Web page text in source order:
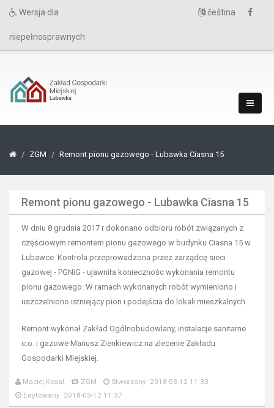
Wersja dla
niepełnosprawnych
čeština
ZGM Remont pionu gazowego - Lubawka Ciasna 15
Remont pionu gazowego - Lubawka Ciasna 15
W dniu 8 grudnia 2017 r dokonano odbioru robót związanych z
częściowym remontem pionu gazowego w budynku Ciasna 15 w
Lubawce. Kontrola przeprowadzona przez zarządcę sieci
gazowej - PGNiG - ujawniła koniecznośc wykonania remontu
pionu gazowego. W ramach wykonanych robót wymieniono i
uszczelniono istniejący pion i podejścia do lokali mieszkalnych.
Remont wykonał Zakład Ogólnobudowlany, instalacje sanitarne
c.o. i gazowe Mariusz Zienkiewicz na zlecenie Zakładu
Gospodarki Miejskiej.
Maciej Kosal ZGM
Stworzony: 2018-03-12 11:33
Edytowany: 2018-03-12 11:37